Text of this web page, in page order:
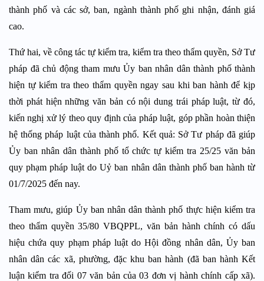
thành phố và các sở, ban, ngành thành phố ghi nhận, đánh giá
cao.
Thứ hai, về công tác tự kiểm tra, kiểm tra theo thẩm quyền, Sở Tư
pháp đã chủ động tham mưu Ủy ban nhân dân thành phố thành
hiện tự kiểm tra theo thẩm quyền ngay sau khi ban hành để kịp
thời phát hiện những văn bản có nội dung trái pháp luật, từ đó,
kiến nghị xử lý theo quy định của pháp luật, góp phần hoàn thiện
hệ thống pháp luật của thành phố. Kết quả: Sở Tư pháp đã giúp
Ủy ban nhân dân thành phố tổ chức tự kiểm tra 25/25 văn bản
quy phạm pháp luật do Uỷ ban nhân dân thành phố ban hành từ
01/7/2025 đến nay.
Tham mưu, giúp Ủy ban nhân dân thành phố thực hiện kiểm tra
theo thẩm quyền 35/80 VBQPPL, văn bản hành chính có dấu
hiệu chứa quy phạm pháp luật do Hội đồng nhân dân, Ủy ban
nhân dân các xã, phường, đặc khu ban hành (đã ban hành Kết
luận kiểm tra đối 07 văn bản của 03 đơn vị hành chính cấp xã).